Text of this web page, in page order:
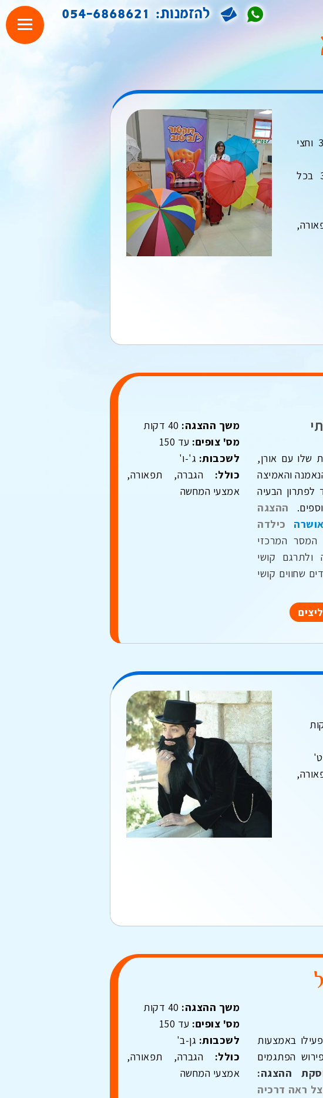
להזמנות: 054-6868621
עד 3 וחצי
35-40 בכל
שלו עם אורן,
והאמיצה
לפתרון הבעיה
ההצגה
אושרה כילדה
המסר המרכזי
ולתרגם קושי
שחווים קושי
משך ההצגה:
מס' צופים: עד 150
לשכבות: ג'-ו'
כולל: הגברה, תפאורה,
אמצעי המחשה
באמצעות
הפתגמים
ההצגה:
ראה דרכיה
משך ההצגה:
מס' צופים: עד 150
לשכבות: גן-ב'
כולל: הגברה, תפאורה,
אמצעי המחשה